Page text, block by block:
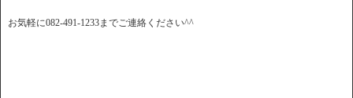
お気軽に082-491-1233までご連絡ください^^